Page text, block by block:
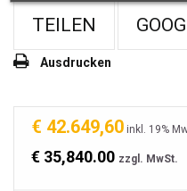
TEILEN
Ausdrucken
€ 42.649,60 inkl. 19%
€ 35,840.00 zzgl. MwSt.